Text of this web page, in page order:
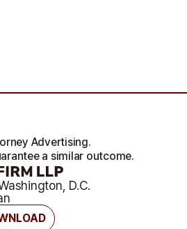
D.C.
Advertising.
a similar outcome.